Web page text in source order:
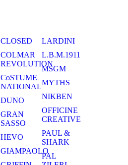
CLOSED
COLMAR
REVOLUTION
CoSTUME
NATIONAL
DUNO
GRAN
SASSO
HEVO
GIAMPAOLO
LARDINI
L.B.M.1911
MSGM
MYTHS
NIKBEN
OFFICINE
CREATIVE
PAUL &
SHARK
PAL